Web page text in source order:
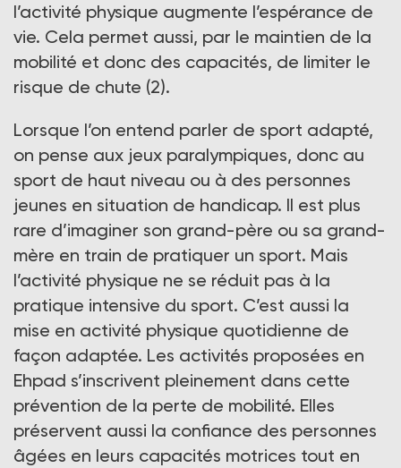
l’activité physique augmente l’espérance de
vie. Cela permet aussi, par le maintien de la
mobilité et donc des capacités, de limiter le
risque de chute (2).
Lorsque l’on entend parler de sport adapté,
on pense aux jeux paralympiques, donc au
sport de haut niveau ou à des personnes
jeunes en situation de handicap. Il est plus
rare d’imaginer son grand-père ou sa grand-
mère en train de pratiquer un sport. Mais
l’activité physique ne se réduit pas à la
pratique intensive du sport. C’est aussi la
mise en activité physique quotidienne de
façon adaptée. Les activités proposées en
Ehpad s’inscrivent pleinement dans cette
prévention de la perte de mobilité. Elles
préservent aussi la confiance des personnes
âgées en leurs capacités motrices tout en